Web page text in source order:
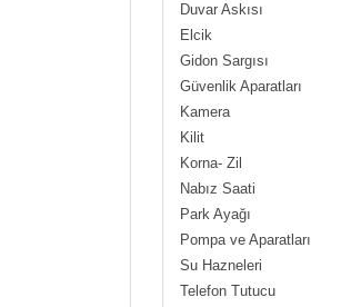
Duvar Askısı
Elcik
Gidon Sargısı
Güvenlik Aparatları
Kamera
Kilit
Korna- Zil
Nabız Saati
Park Ayağı
Pompa ve Aparatları
Su Hazneleri
Telefon Tutucu